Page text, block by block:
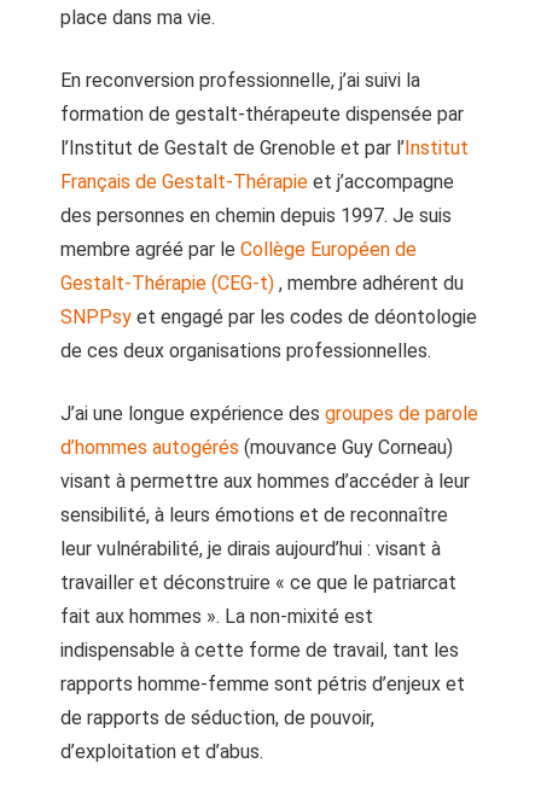
place dans ma vie.
En reconversion professionnelle, j’ai suivi la
formation de gestalt-thérapeute dispensée par
l’Institut de Gestalt de Grenoble et par l’Institut
Français de Gestalt-Thérapie et j’accompagne
des personnes en chemin depuis 1997. Je suis
membre agréé par le Collège Européen de
Gestalt-Thérapie (CEG-t) , membre adhérent du
SNPPsy et engagé par les codes de déontologie
de ces deux organisations professionnelles.
J’ai une longue expérience des groupes de parole
d’hommes autogérés (mouvance Guy Corneau)
visant à permettre aux hommes d’accéder à leur
sensibilité, à leurs émotions et de reconnaître
leur vulnérabilité, je dirais aujourd’hui : visant à
travailler et déconstruire « ce que le patriarcat
fait aux hommes ». La non-mixité est
indispensable à cette forme de travail, tant les
rapports homme-femme sont pétris d’enjeux et
de rapports de séduction, de pouvoir,
d’exploitation et d’abus.